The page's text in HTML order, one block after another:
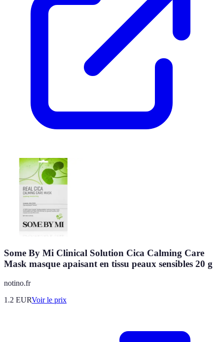
Some By Mi Clinical Solution Cica Calming Care
Mask masque apaisant en tissu peaux sensibles 20 g
notino.fr
1.2 EURVoir le prix